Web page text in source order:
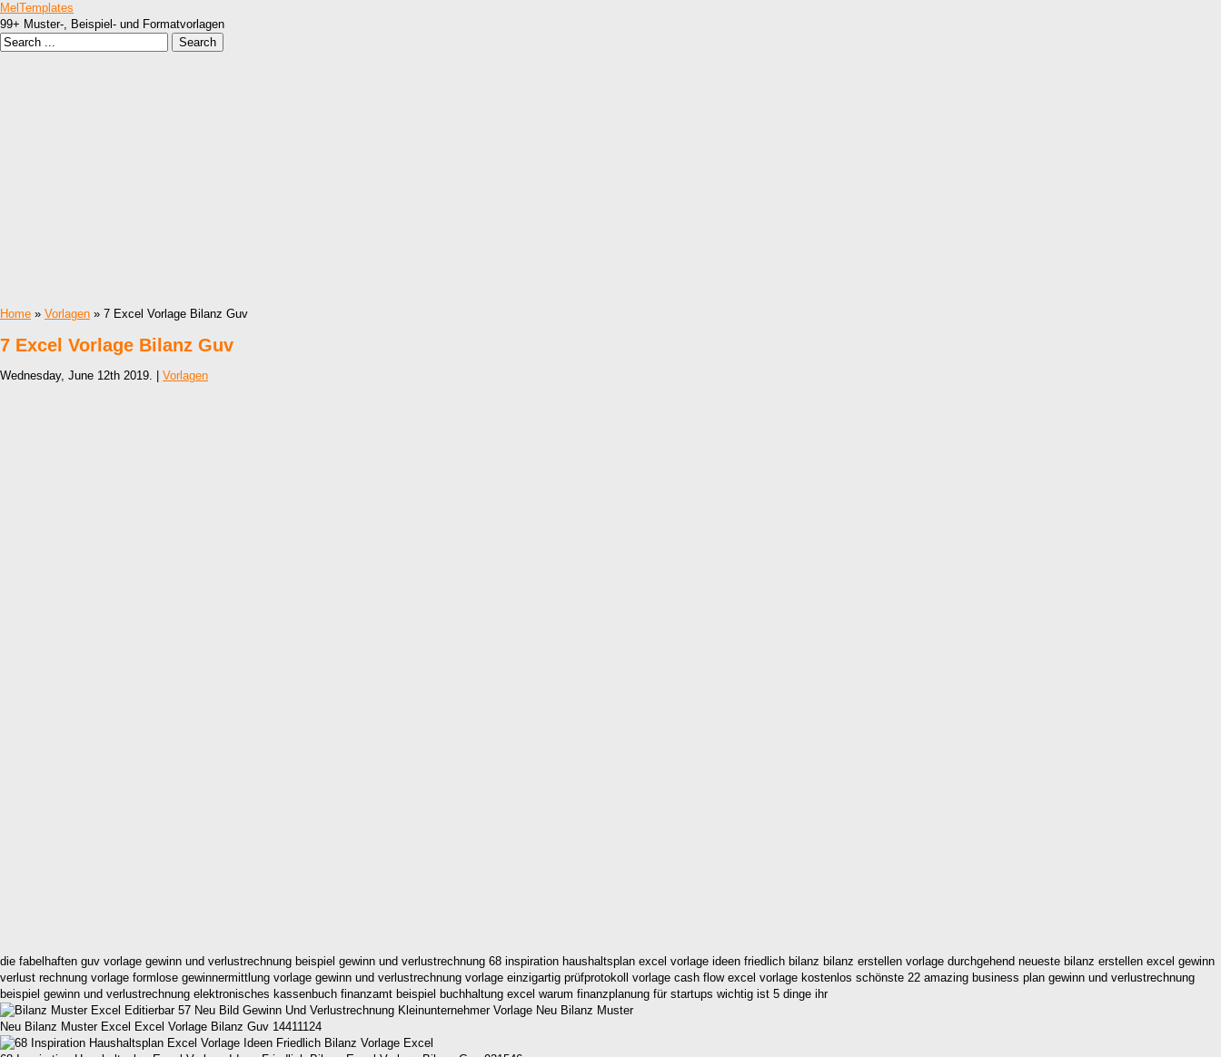
MelTemplates
99+ Muster-, Beispiel- und Formatvorlagen
Home » Vorlagen » 7 Excel Vorlage Bilanz Guv
7 Excel Vorlage Bilanz Guv
Wednesday, June 12th 2019. | Vorlagen
die fabelhaften guv vorlage gewinn und verlustrechnung beispiel gewinn und verlustrechnung 68 inspiration haushaltsplan excel vorlage ideen friedlich bilanz bilanz erstellen vorlage durchgehend neueste bilanz erstellen excel gewinn
verlust rechnung vorlage formlose gewinnermittlung vorlage gewinn und verlustrechnung vorlage einzigartig prüfprotokoll vorlage cash flow excel vorlage kostenlos schönste 22 amazing business plan gewinn und verlustrechnung
beispiel gewinn und verlustrechnung elektronisches kassenbuch finanzamt beispiel buchhaltung excel warum finanzplanung für startups wichtig ist 5 dinge ihr
Neu Bilanz Muster Excel Excel Vorlage Bilanz Guv 14411124